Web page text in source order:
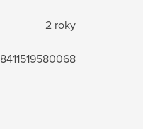
2 roky
8411519580068